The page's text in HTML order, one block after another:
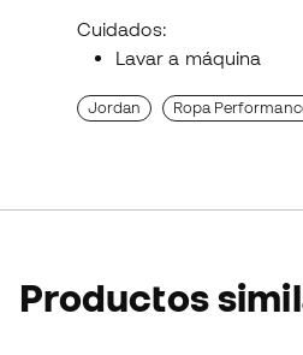
Cuidados:
Lavar a máquina
Jordan Ropa
Productos